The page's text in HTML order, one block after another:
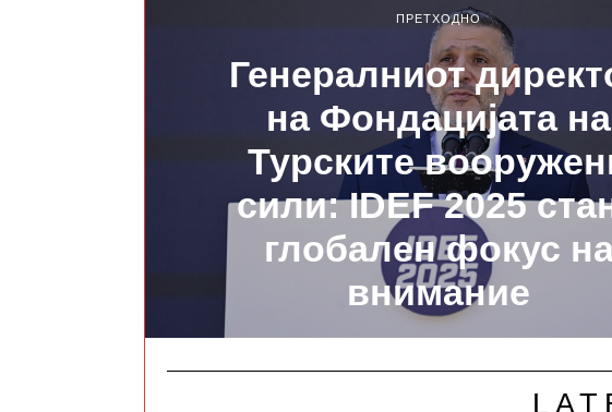
ПРЕТХОДНО
Генералниот
на Фондацијата на
Турските
сили: IDEF 2025
глобален фокус
внимание